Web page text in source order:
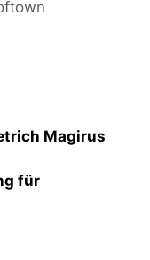
Magirus
für